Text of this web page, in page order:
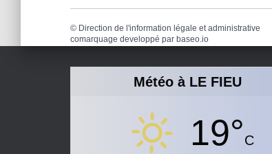
© Direction de l'information légale et administrative
comarquage developpé par baseo.io
Météo à LE FIEU
19°C